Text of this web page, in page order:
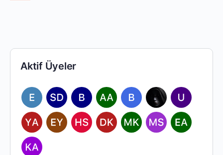
Aktif Üyeler